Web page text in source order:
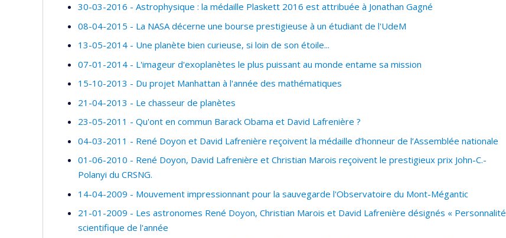
30-03-2016 - Astrophysique : la médaille Plaskett 2016 est attribuée à Jonathan Gagné
08-04-2015 - La NASA décerne une bourse prestigieuse à un étudiant de l'UdeM
13-05-2014 - Une planète bien curieuse, si loin de son étoile...
07-01-2014 - L'imageur d'exoplanètes le plus puissant au monde entame sa mission
15-10-2013 - Du projet Manhattan à l'année des mathématiques
21-04-2013 - Le chasseur de planètes
23-05-2011 - Qu'ont en commun Barack Obama et David Lafrenière ?
04-03-2011 - René Doyon et David Lafrenière reçoivent la médaille d’honneur de l’Assemblée nationale
01-06-2010 - René Doyon, David Lafrenière et Christian Marois reçoivent le prestigieux prix John-C.-
Polanyi du CRSNG.
14-04-2009 - Mouvement impressionnant pour la sauvegarde l'Observatoire du Mont-Mégantic
21-01-2009 - Les astronomes René Doyon, Christian Marois et David Lafrenière désignés « Personnalité
scientifique de l'année